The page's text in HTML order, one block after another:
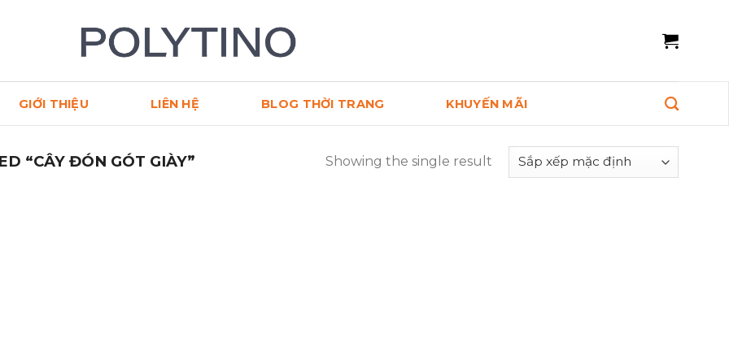
GIỚI THIỆU LIÊN HỆ BLOG THỜI TRANG KHUYẾN MÃI
“CÂY ĐÓN GÓT GIÀY” Showing the single result